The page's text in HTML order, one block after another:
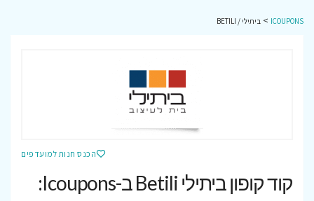
ICOUPONS
> ביתילי / BETILI
הכנס חנות למועדפים
קוד קופון ביתילי Betili ב-Icoupons: